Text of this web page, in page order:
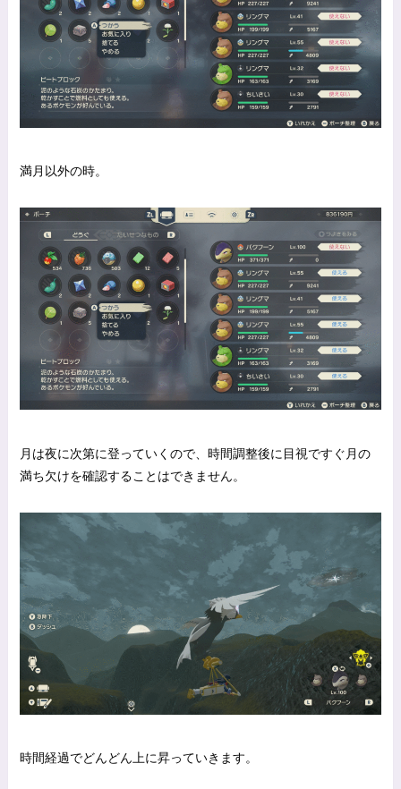
満月以外の時。
月は夜に次第に登っていくので、時間調整後に目視ですぐ月の
満ち欠けを確認することはできません。
時間経過でどんどん上に昇っていきます。